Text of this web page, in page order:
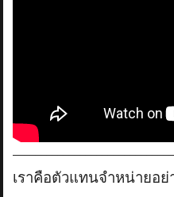
เราคือตัวแทนจำหน่ายอย่